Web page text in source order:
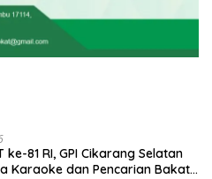
ke-81 RI, GPI Cikarang Selatan
Karaoke dan Pencarian Bakat